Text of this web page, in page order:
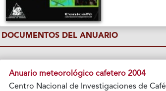
DOCUMENTOS DEL ANUARIO
Anuario meteorológico cafetero 2004
Centro Nacional de Investigaciones de Café